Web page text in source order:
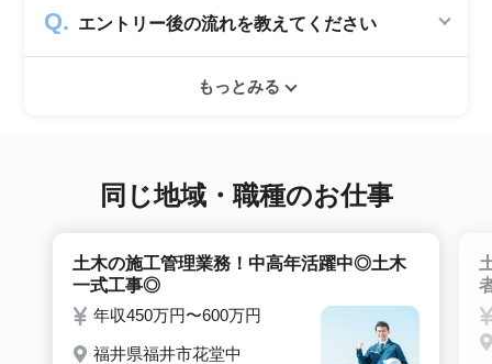
業のみ掲載をしています。60代・70代以上の
就職実績も多数ありますので年齢に気負いせず
ぜひ紹介依頼へ進んでください。
エントリー後の流れを教えてください
ーとヒアリングのお時間を頂きます。その後希
もっとみる
同じ地域・職種のお仕事
土木の施工管理業務！中高年活躍中◎土木
一式工事◎
年収450万円〜600万円
福井県福井市花堂中